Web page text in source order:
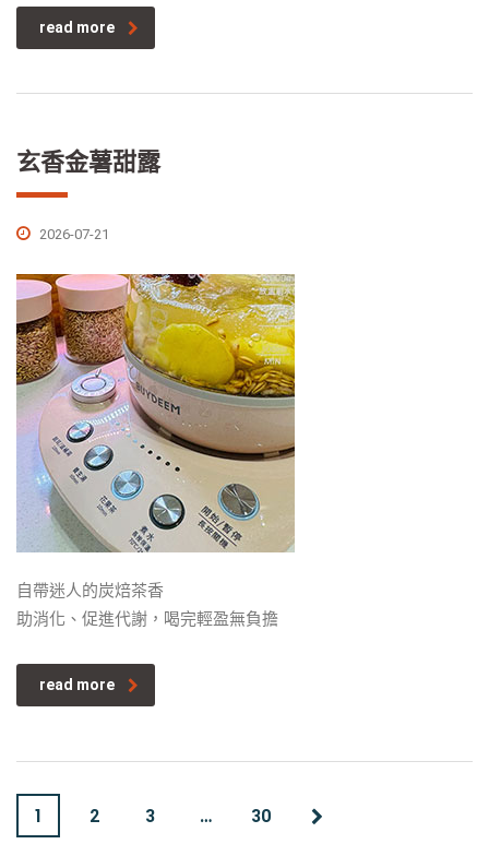
read more
玄香金薯甜露
2026-07-21
自帶迷人的炭焙茶香
助消化、促進代謝，喝完輕盈無負擔
read more
1 2 3 … 30